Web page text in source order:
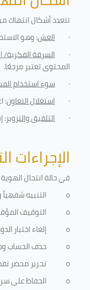
تتعدد أشكال انتهاك
· الغش: وهو
· السرقة الفكرية/
المحتوى تعتبر مرجعًا.
· سوء استخدام
· استغلال التعاون:
· التلفيق والتزوير:
الإجراءات
في حالة انتحال الهوية
o
التنبيه
o
التوقيف
o
إلغاء اختبار
o
حذف الحساب
o
تحرير محضر
o
الحفاظ على